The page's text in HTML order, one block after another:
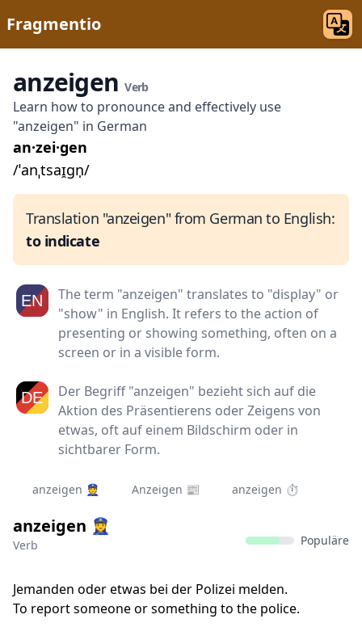
Fragmentio
anzeigenVerb
Learn how to pronounce and effectively use
"anzeigen" in German
an·zei·gen
/ˈanˌtsaɪ̯ɡn̩/
Translation "anzeigen" from German to English:
to indicate
The term "anzeigen" translates to "display" or
"show" in English. It refers to the action of
presenting or showing something, often on a
screen or in a visible form.
Der Begriff "anzeigen" bezieht sich auf die
Aktion des Präsentierens oder Zeigens von
etwas, oft auf einem Bildschirm oder in
sichtbarer Form.
anzeigen 👮‍ Anzeigen 📰 anzeigen ⏱️
anzeigen 👮‍♀
Verb Populäre
Jemanden oder etwas bei der Polizei melden.
To report someone or something to the police.